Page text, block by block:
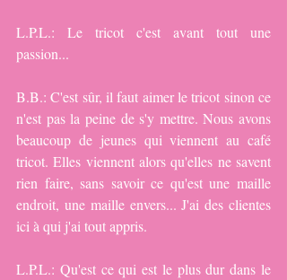
L.P.L.: Le tricot c'est avant tout une
passion...
B.B.: C'est sûr, il faut aimer le tricot sinon ce
n'est pas la peine de s'y mettre. Nous avons
beaucoup de jeunes qui viennent au café
tricot. Elles viennent alors qu'elles ne savent
rien faire, sans savoir ce qu'est une maille
endroit, une maille envers... J'ai des clientes
ici à qui j'ai tout appris.
L.P.L.: Qu'est ce qui est le plus dur dans le